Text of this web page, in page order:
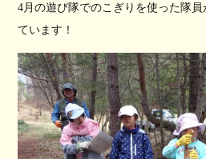
4月の遊び隊でのこぎりを使った隊
ています！